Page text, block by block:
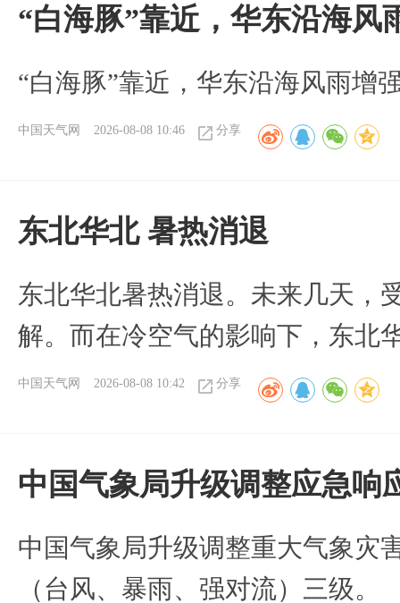
“白海豚”靠近，华东沿海风
“白海豚”靠近，华东沿海风雨增
中国天气网 2026-08-08 10:46 分享
​东北华北 暑热消退
东北华北暑热消退。未来几天，
解。而在冷空气的影响下，东北
中国天气网 2026-08-08 10:42 分享
中国气象局升级调整应急响
中国气象局升级调整重大气象灾
（台风、暴雨、强对流）三级。